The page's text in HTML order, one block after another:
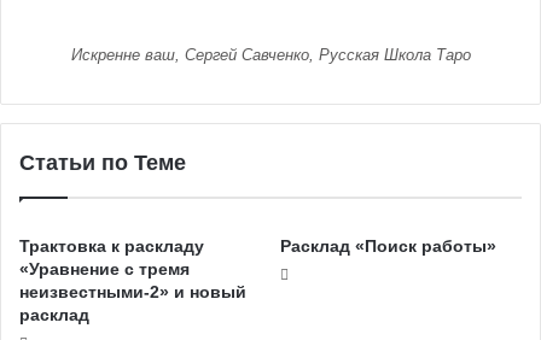
Искренне ваш, Сергей Савченко, Русская Школа Таро
Статьи по Теме
Трактовка к раскладу
«Уравнение с тремя
неизвестными-2» и новый
расклад
Расклад «Поиск работы»